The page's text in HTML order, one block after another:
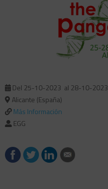
Del 25-10-2023 al 28-10-2023
Alicante (España)
Más Información
EGG